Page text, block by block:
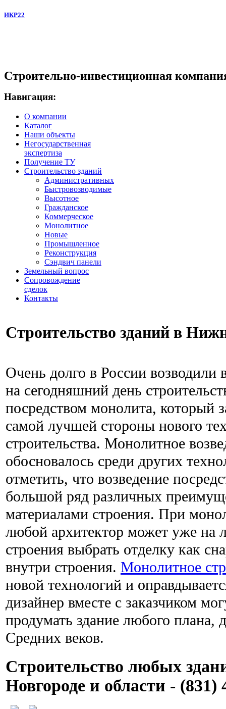
ИКР22
Строительно-инвестиционная
Навигация:
О компании
Каталог
Наши объекты
Негосударственная
экспертиза
Получение ТУ
Строительство зданий
Административных
Быстровозводимые
Высотное
Гражданское
Коммерческое
Монолитное
Новые
Промышленное
Реконструкция
Сэндвич панели
Земельный вопрос
Сопровождение
сделок
Контакты
Строительство зданий в
Очень долго в России возводили
на сегодняшний день
посредством монолита, который
самой лучшей стороны нового
строительства. Монолитное
обосновалось среди других
отметить, что возведение
большой ряд различных
материалами строения. При
любой архитектор может уже на
строения выбрать отделку как
внутри строения. Монолитное
новой технологий и
дизайнер вместе с заказчиком
продумать здание любого плана,
Средних веков.
Строительство любых
Новгороде и области - (831)